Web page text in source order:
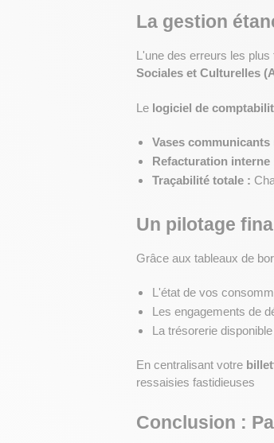
La gestion
L'une des erreurs les
Sociales et Culturelles
Le logiciel de
Vases communicants
Refacturation interne
Traçabilité totale :
Un pilotage
Grâce aux tableaux de
L'état de vos
Les engagements de
La trésorerie
En centralisant votre
ressaisies fastidieuses
Conclusion :